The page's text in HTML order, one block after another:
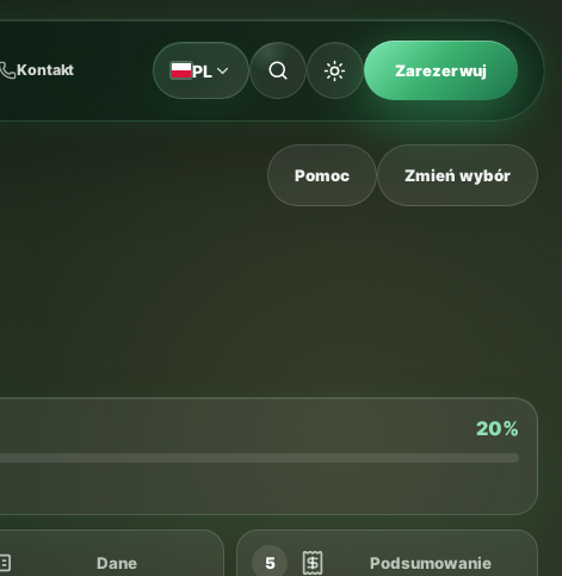
Kontakt PL Zarezerwuj
Pomoc Zmień wybór
20%
Dane 5 Podsumowanie